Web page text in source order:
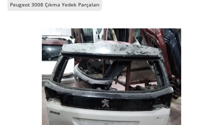
Peugeot 3008 Çıkma Yedek Parçaları